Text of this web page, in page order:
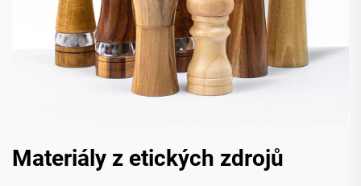
Materiály z etických zdrojů